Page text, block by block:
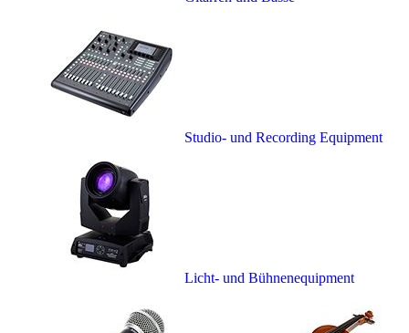
Studio- und Recording Equipment
Licht- und Bühnenequipment